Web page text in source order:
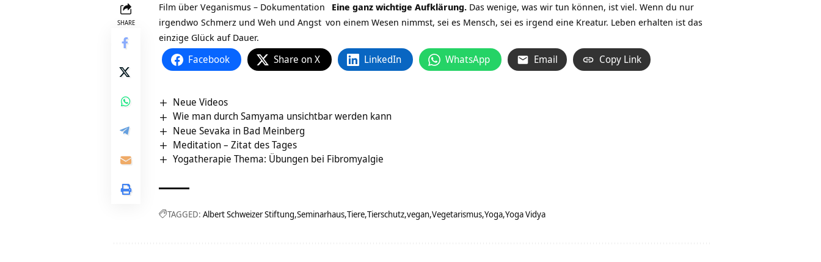
SHARE
Film über Veganismus – Dokumentation Eine ganz wichtige Aufklärung. Das wenige, was wir tun können, ist viel. Wenn du nur
irgendwo Schmerz und Weh und Angst von einem Wesen nimmst, sei es Mensch, sei es irgend eine Kreatur. Leben erhalten ist das
einzige Glück auf Dauer.
Facebook Share on X LinkedIn WhatsApp Email Copy Link
Neue Videos
Wie man durch Samyama unsichtbar werden kann
Neue Sevaka in Bad Meinberg
Meditation – Zitat des Tages
Yogatherapie Thema: Übungen bei Fibromyalgie
TAGGED: Albert Schweizer Stiftung Seminarhaus Tiere Tierschutz vegan Vegetarismus Yoga Yoga Vidya